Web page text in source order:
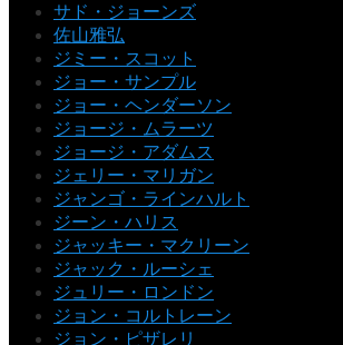
サド・ジョーンズ
佐山雅弘
ジミー・スコット
ジョー・サンプル
ジョー・ヘンダーソン
ジョージ・ムラーツ
ジョージ・アダムス
ジェリー・マリガン
ジャンゴ・ラインハルト
ジーン・ハリス
ジャッキー・マクリーン
ジャック・ルーシェ
ジュリー・ロンドン
ジョン・コルトレーン
ジョン・ピザレリ